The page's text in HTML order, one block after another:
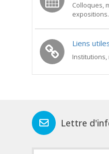
Colloques,
Liens
Institutions,
Lettre